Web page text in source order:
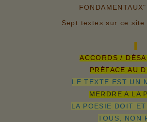
FONDAMENTAUX"
Sept textes sur ce site
ACCORDS /
PRÉFACE AU
LE TEXTE EST UN
MERDRE A LA
LA POESIE DOIT
TOUS, NON